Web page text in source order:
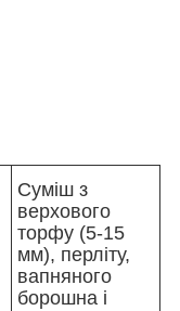
Суміш з
верхового
торфу (5-15
мм), перліту,
вапняного
борошна і